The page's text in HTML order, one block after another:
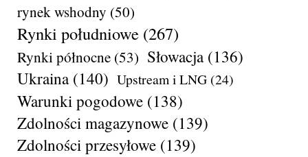
rynek wshodny (50)
Rynki południowe (267)
Rynki północne (53) Słowacja(136)
Ukraina(140) Upstream i LNG (24)
Warunki pogodowe (138)
Zdolności magazynowe (139)
Zdolności przesyłowe (139)